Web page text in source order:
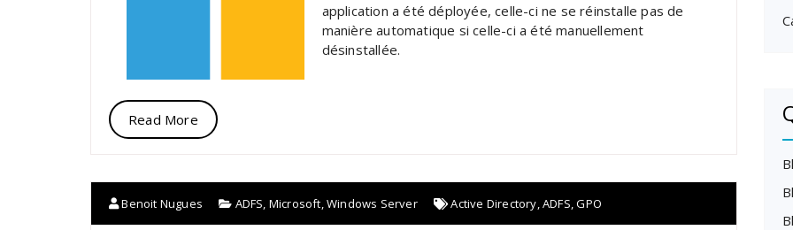
application a été déployée, celle-ci ne se réinstalle pas de
manière automatique si celle-ci a été manuellement
désinstallée.
Read More
Benoit Nugues ADFS, Microsoft,Windows Server Active Directory,ADFS,GPO